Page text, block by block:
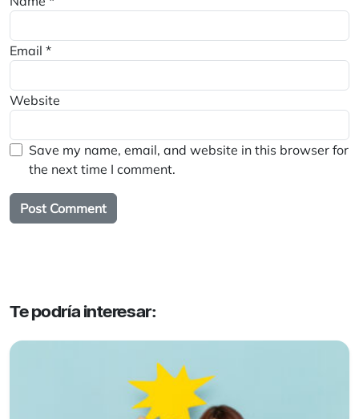
Email *
Website
Save my name, email, and website in this browser for
the next time I comment.
Te podría interesar: